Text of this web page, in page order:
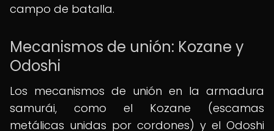
campo de batalla.
Mecanismos de unión: Kozane y
Odoshi
Los mecanismos de unión en la armadura
samurái, como el Kozane (escamas
metálicas unidas por cordones) y el Odoshi